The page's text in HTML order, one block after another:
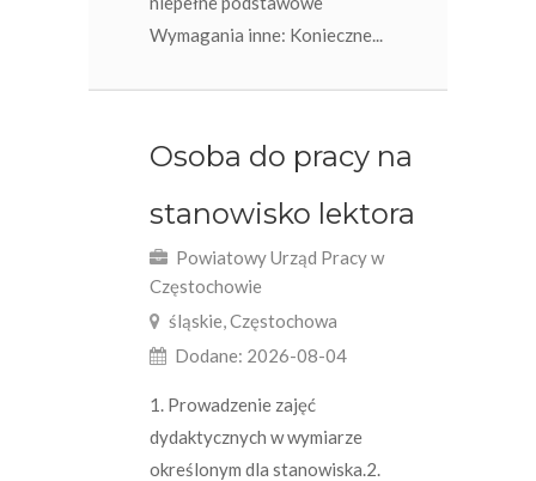
Wymagania inne: Konieczne...
Osoba do pracy na
stanowisko lektora
Powiatowy Urząd Pracy w
Częstochowie
śląskie, Częstochowa
Dodane: 2026-08-04
1. Prowadzenie zajęć
dydaktycznych w wymiarze
określonym dla stanowiska.2.